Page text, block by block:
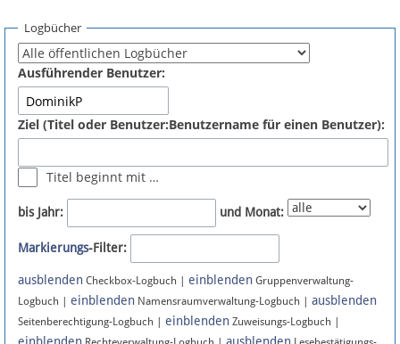
Fördermitglied werden
Fehler melden
Newsletter
Bluesky
Facebook
Instagram
Logbücher
Ausführender Benutzer:
Ziel (Titel oder Benutzer:Benutzername für einen Benutzer):
Titel beginnt mit …
bis Jahr: und Monat:
Markierungs-Filter:
ausblenden Checkbox-Logbuch | einblenden Gruppenverwaltung-
Logbuch | einblenden Namensraumverwaltung-Logbuch | ausblenden
Seitenberechtigung-Logbuch | einblenden Zuweisungs-Logbuch |